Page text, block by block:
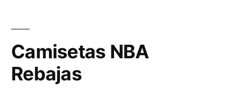
Camisetas NBA
Rebajas